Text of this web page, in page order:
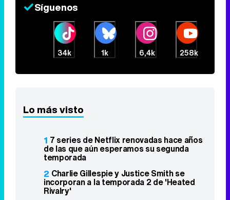
Síguenos
34k 1k 6,4k 258k
Lo más visto
1 7 series de Netflix renovadas hace años
de las que aún esperamos su segunda
temporada
2 Charlie Gillespie y Justice Smith se
incorporan a la temporada 2 de 'Heated
Rivalry'